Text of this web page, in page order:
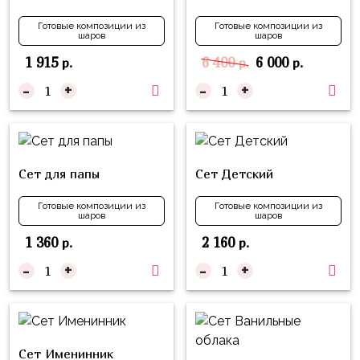
Готовые композиции из
шаров
1 915р.
- +
Готовые композиции из
шаров
6 400р. 6 000р.
- +
Сет для папы
Готовые композиции из
шаров
1 360р.
- +
Сет Детский
Готовые композиции из
шаров
2 160р.
- +
Сет Именинник
на
шар
праздника
Сервировка
Свечи
Бумажный
декор
Колпачки,
ободки
Гудки
и
Минни
Спорт
Для
Мамы,
Бабушки
Папы,
Дедушки
Тропики
Поттер
Космос